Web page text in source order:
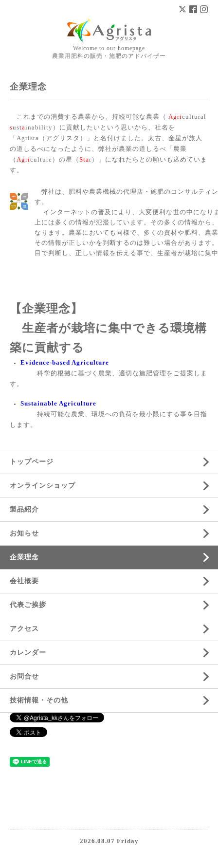
Welcome to our homepage
農業用肥料の販売・施肥のアドバイザー
企業理念
これまでの消費する農業から、持続可能な農業（ Agricultural
sustainability）に貢献したいという思いから、社名を
「Agrista（アグリスタ）」と名付けました。太古、金星が旅人
の道しるべになったように、弊社が農業の道しるべ「農業
（ Agriculture）の星（ Star）」になれたらとの願いも込めていま
す。
弊社は、肥料や農業機械の代理店・施肥のコンサルティ
す。
インターネットの普及により、大変便利な世の中になり
上には多くの情報が氾濫しています。その多くの情報から
なります。農業においても同様で、多くの資材や肥料、農
その情報が正しいかを判断するのは難しい場合があります
目で判断し、正しい情報を伝える事で、生産者が栽培に集
【企業理念】
生産者が栽培に集中できる環境構
築に貢献する
Evidence-based Agriculture
科学的根拠に基づく農業、適切な施肥管理をご提案しま
す。
Sustainable Agriculture
持続可能な農業、環境への負荷を最小限にする事を目指
します。
トップページ
オンラインショップ
製品紹介
お知らせ
企業理念
会社概要
代表ご挨拶
アクセス
カレンダー
お問合せ
技術情報・その他
2026.08.07 Friday